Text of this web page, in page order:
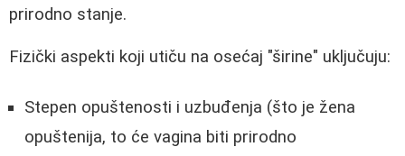
prirodno stanje.
Fizički aspekti koji utiču na osećaj "širine" uključuju:
Stepen opuštenosti i uzbuđenja (što je žena
opuštenija, to će vagina biti prirodno